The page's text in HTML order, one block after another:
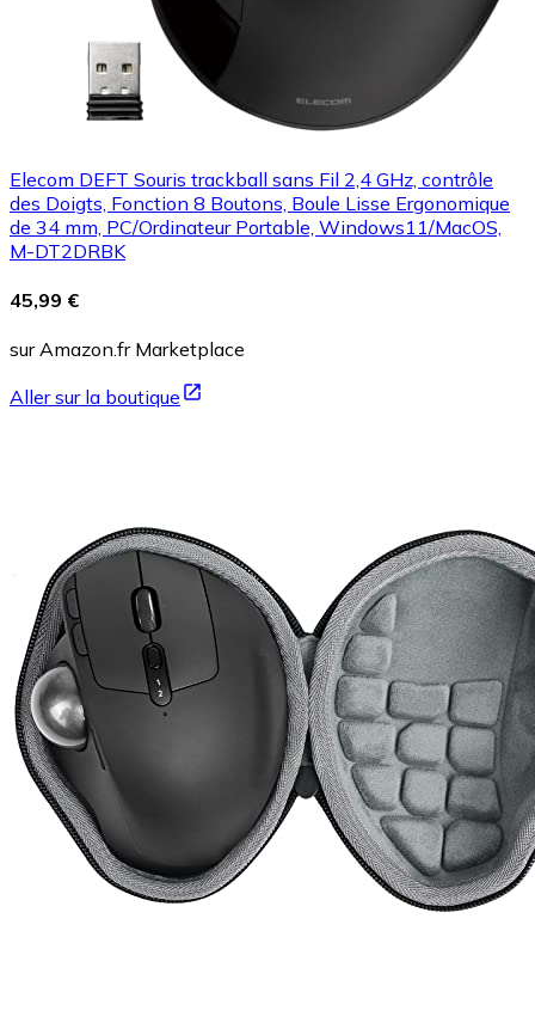
Elecom DEFT Souris trackball sans Fil 2,4 GHz, contrôle
des Doigts, Fonction 8 Boutons, Boule Lisse Ergonomique
de 34 mm, PC/Ordinateur Portable, Windows11/MacOS,
M-DT2DRBK
45,99 €
sur Amazon.fr Marketplace
Aller sur la boutique